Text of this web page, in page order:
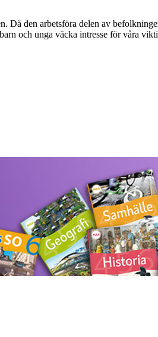
Då den arbetsföra delen av
och unga väcka intresse för våra